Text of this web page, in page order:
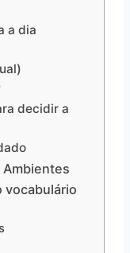
a dia
decidir a
Ambientes
vocabulário